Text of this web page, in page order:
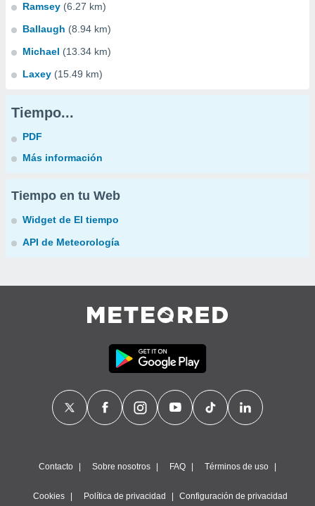
Ramsey (6.27 km)
Ballaugh (8.94 km)
Michael (13.34 km)
Laxey (15.49 km)
Tiempo...
PDF
Más información
Tiempo en tu Web
Widget de El tiempo
API de Meteorología
Contacto Sobre nosotros FAQ Términos de uso
Cookies Política de privacidad Configuración de privacidad